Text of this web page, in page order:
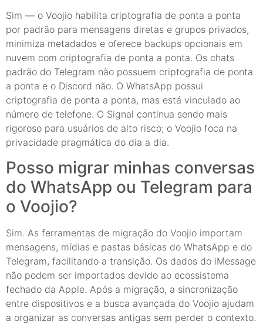
Sim — o Voojio habilita criptografia de ponta a ponta
por padrão para mensagens diretas e grupos privados,
minimiza metadados e oferece backups opcionais em
nuvem com criptografia de ponta a ponta. Os chats
padrão do Telegram não possuem criptografia de ponta
a ponta e o Discord não. O WhatsApp possui
criptografia de ponta a ponta, mas está vinculado ao
número de telefone. O Signal continua sendo mais
rigoroso para usuários de alto risco; o Voojio foca na
privacidade pragmática do dia a dia.
Posso migrar minhas conversas
do WhatsApp ou Telegram para
o Voojio?
Sim. As ferramentas de migração do Voojio importam
mensagens, mídias e pastas básicas do WhatsApp e do
Telegram, facilitando a transição. Os dados do iMessage
não podem ser importados devido ao ecossistema
fechado da Apple. Após a migração, a sincronização
entre dispositivos e a busca avançada do Voojio ajudam
a organizar as conversas antigas sem perder o contexto.